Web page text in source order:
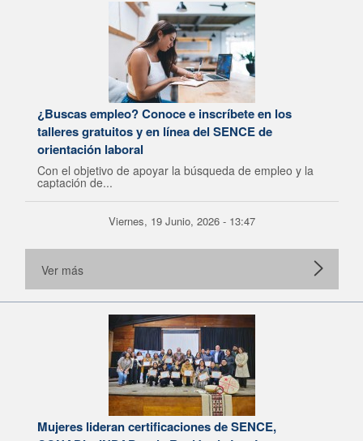
¿Buscas empleo? Conoce e inscríbete en los
talleres gratuitos y en línea del SENCE de
orientación laboral
Con el objetivo de apoyar la búsqueda de empleo y la
captación de...
Viernes, 19 Junio, 2026 - 13:47
Ver más
Mujeres lideran certificaciones de SENCE,